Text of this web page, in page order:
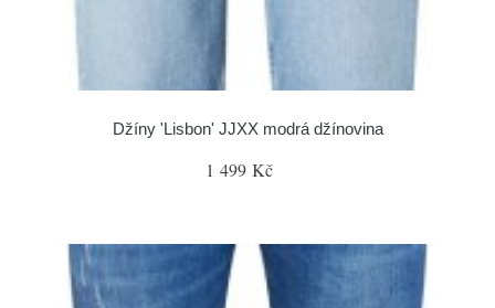
Džíny 'Lisbon' JJXX modrá džínovina
1 499 Kč